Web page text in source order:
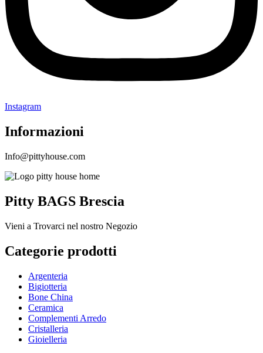
Instagram
Informazioni
Info@pittyhouse.com
Pitty BAGS Brescia
Vieni a Trovarci nel nostro Negozio
Categorie prodotti
Argenteria
Bigiotteria
Bone China
Ceramica
Complementi Arredo
Cristalleria
Gioielleria